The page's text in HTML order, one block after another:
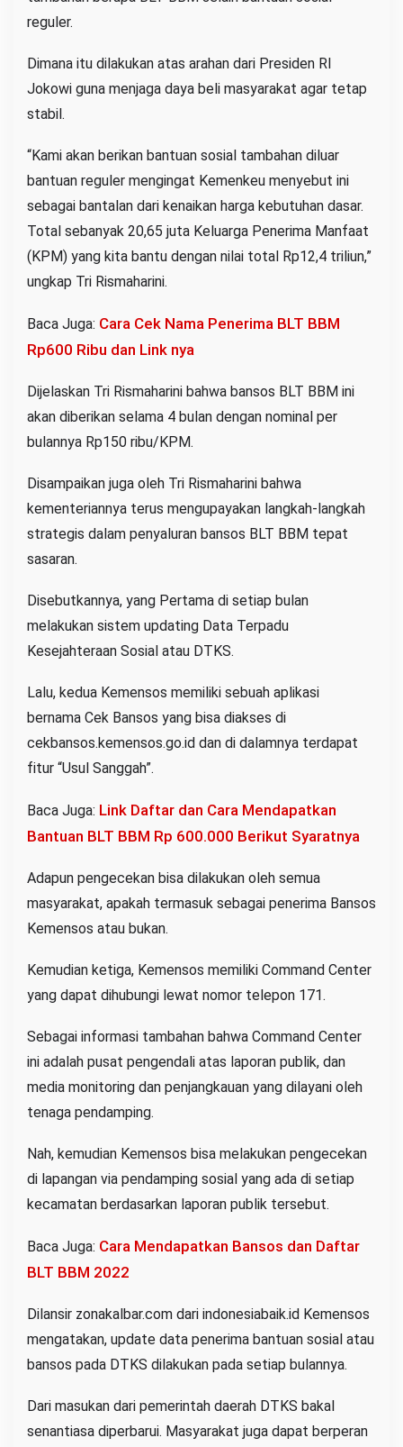
reguler.
Dimana itu dilakukan atas arahan dari Presiden RI
Jokowi guna menjaga daya beli masyarakat agar tetap
stabil.
“Kami akan berikan bantuan sosial tambahan diluar
bantuan reguler mengingat Kemenkeu menyebut ini
sebagai bantalan dari kenaikan harga kebutuhan dasar.
Total sebanyak 20,65 juta Keluarga Penerima Manfaat
(KPM) yang kita bantu dengan nilai total Rp12,4 triliun,”
ungkap Tri Rismaharini.
Baca Juga: Cara Cek Nama Penerima BLT BBM
Rp600 Ribu dan Link nya
Dijelaskan Tri Rismaharini bahwa bansos BLT BBM ini
akan diberikan selama 4 bulan dengan nominal per
bulannya Rp150 ribu/KPM.
Disampaikan juga oleh Tri Rismaharini bahwa
kementeriannya terus mengupayakan langkah-langkah
strategis dalam penyaluran bansos BLT BBM tepat
sasaran.
Disebutkannya, yang Pertama di setiap bulan
melakukan sistem updating Data Terpadu
Kesejahteraan Sosial atau DTKS.
Lalu, kedua Kemensos memiliki sebuah aplikasi
bernama Cek Bansos yang bisa diakses di
cekbansos.kemensos.go.id dan di dalamnya terdapat
fitur “Usul Sanggah”.
Baca Juga: Link Daftar dan Cara Mendapatkan
Bantuan BLT BBM Rp 600.000 Berikut Syaratnya
Adapun pengecekan bisa dilakukan oleh semua
masyarakat, apakah termasuk sebagai penerima Bansos
Kemensos atau bukan.
Kemudian ketiga, Kemensos memiliki Command Center
yang dapat dihubungi lewat nomor telepon 171.
Sebagai informasi tambahan bahwa Command Center
ini adalah pusat pengendali atas laporan publik, dan
media monitoring dan penjangkauan yang dilayani oleh
tenaga pendamping.
Nah, kemudian Kemensos bisa melakukan pengecekan
di lapangan via pendamping sosial yang ada di setiap
kecamatan berdasarkan laporan publik tersebut.
Baca Juga: Cara Mendapatkan Bansos dan Daftar
BLT BBM 2022
Dilansir zonakalbar.com dari indonesiabaik.id Kemensos
mengatakan, update data penerima bantuan sosial atau
bansos pada DTKS dilakukan pada setiap bulannya.
Dari masukan dari pemerintah daerah DTKS bakal
senantiasa diperbarui. Masyarakat juga dapat berperan